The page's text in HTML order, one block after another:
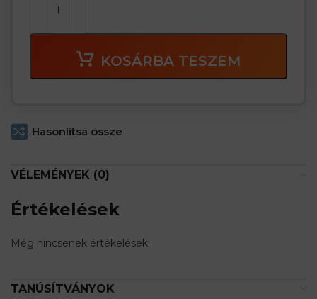
KOSÁRBA TESZEM
Hasonlítsa össze
VÉLEMÉNYEK (0)
Értékelések
Még nincsenek értékelések.
TANÚSÍTVÁNYOK